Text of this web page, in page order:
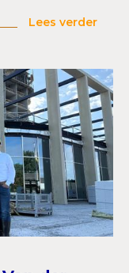
Lees verder